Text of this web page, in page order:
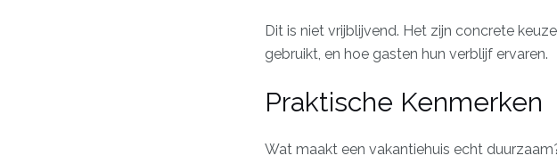
Dit is niet vrijblijvend. Het zijn concrete
gebruikt, en hoe gasten hun verblijf ervaren.
Praktische Kenmerken
Wat maakt een vakantiehuis echt